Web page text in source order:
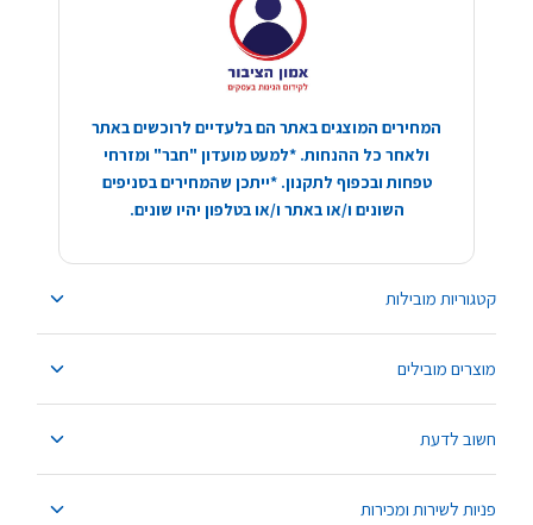
קטגוריות מובילות
מוצרים מובילים
חשוב לדעת
פניות לשירות ומכירות
המחירים המוצגים באתר הם בלעדיים לרוכשים באתר
ולאחר כל ההנחות. *למעט מועדון "חבר" ומזרחי
טפחות ובכפוף לתקנון. *ייתכן שהמחירים בסניפים
השונים ו/או באתר ו/או בטלפון יהיו שונים.